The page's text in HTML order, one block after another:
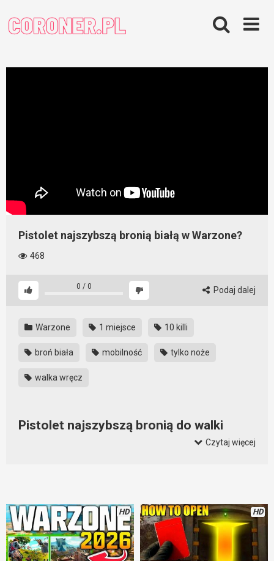
content
Pistolet najszybszą bronią białą w Warzone?
468
0 / 0 Podaj dalej
Warzone 1 miejsce 10 killi
broń biała mobilność tylko noże
walka wręcz
Pistolet najszybszą bronią do walki
mobilność niż nóż. Niewiarygodne? Sami się o tym
przekonajcie. Na tym filmie doskonale to widać. Jednak
muszę powiedzieć, że tacy gracze, którzy nie strzelają, są
niezwykle irytujący. Meh.
Czytaj więcej
HD HD